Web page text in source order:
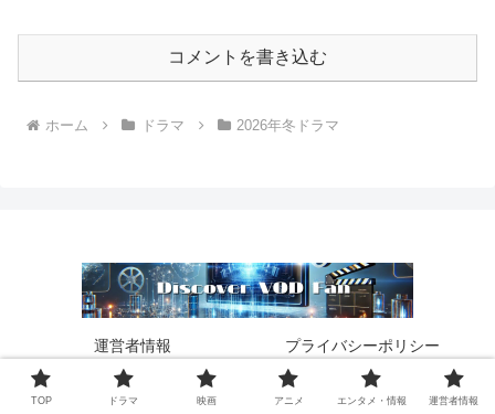
コメントを書き込む
ホーム ドラマ 2026年冬ドラマ
運営者情報
プライバシーポリシー
サイトマップ
お問い合わせ
TOP ドラマ 映画 アニメ エンタメ・情報 運営者情報